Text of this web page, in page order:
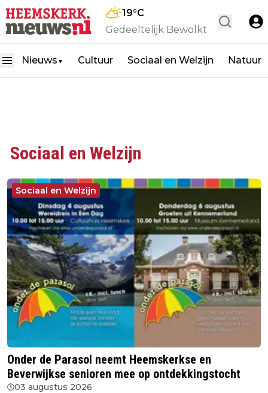
19°C
Gedeeltelijk Bewolkt
Nieuws ▼ Cultuur Sociaal en Welzijn Natuur
Sociaal en Welzijn
Sociaal en Welzijn
Onder de Parasol neemt Heemskerkse en
Beverwijkse senioren mee op ontdekkingstocht
03 augustus 2026